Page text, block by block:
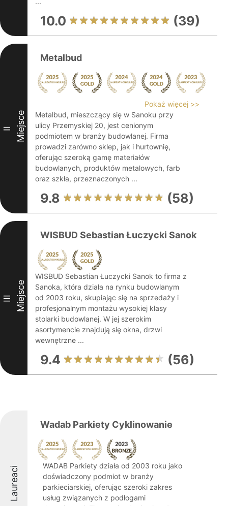
10.0 (39)
II Miejsce
Metalbud
Pokaż więcej >>
Metalbud, mieszczący się w Sanoku przy
ulicy Przemyskiej 20, jest cenionym
podmiotem w branży budowlanej. Firma
prowadzi zarówno sklep, jak i hurtownię,
oferując szeroką gamę materiałów
budowlanych, produktów metalowych, farb
oraz szkła, przeznaczonych ...
9.8 (58)
III Miejsce
WISBUD Sebastian Łuczycki Sanok
WISBUD Sebastian Łuczycki Sanok to firma z
Sanoka, która działa na rynku budowlanym
od 2003 roku, skupiając się na sprzedaży i
profesjonalnym montażu wysokiej klasy
stolarki budowlanej. W jej szerokim
asortymencie znajdują się okna, drzwi
wewnętrzne ...
9.4 (56)
Laureaci
Wadab Parkiety Cyklinowanie
WADAB Parkiety działa od 2003 roku jako
doświadczony podmiot w branży
parkieciarskiej, oferując szeroki zakres
usług związanych z podłogami